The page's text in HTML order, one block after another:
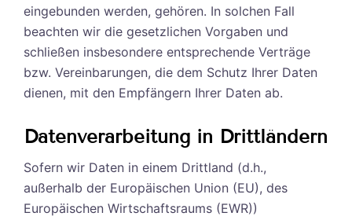
eingebunden werden, gehören. In solchen Fall
beachten wir die gesetzlichen Vorgaben und
schließen insbesondere entsprechende Verträge
bzw. Vereinbarungen, die dem Schutz Ihrer Daten
dienen, mit den Empfängern Ihrer Daten ab.
Datenverarbeitung in Drittländern
Sofern wir Daten in einem Drittland (d.h.,
außerhalb der Europäischen Union (EU), des
Europäischen Wirtschaftsraums (EWR))